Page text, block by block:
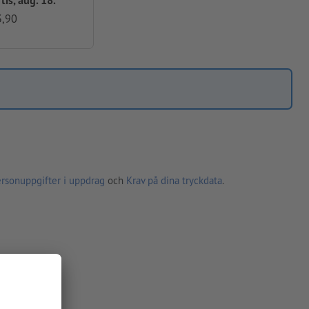
i uppdrag och Krav på dina tryckdata.